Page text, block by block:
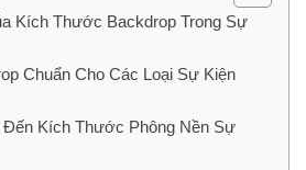
Kích Thước Backdrop Trong Sự
Chuẩn Cho Các Loại Sự Kiện
Kích Thước Phông Nền Sự